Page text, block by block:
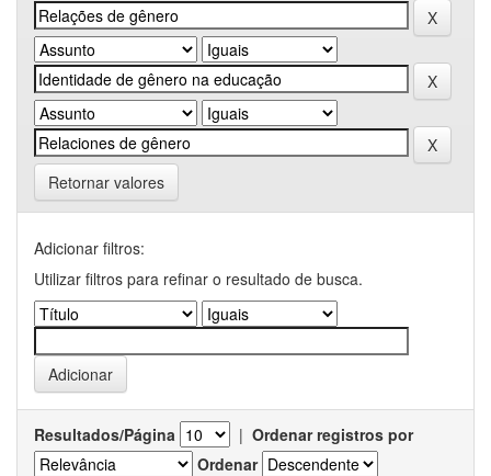
Retornar valores
Adicionar filtros:
Utilizar filtros para refinar o resultado de busca.
Resultados/Página | Ordenar registros por
Ordenar